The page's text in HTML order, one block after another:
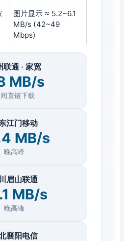
图片显示 ≈ 5.2~6.1
MB/s (42~49
Mbps)
联通 · 家宽
MB/s
直链下载
江门移动
MB/s
晚高峰
眉山联通
MB/s
晚高峰
襄阳电信